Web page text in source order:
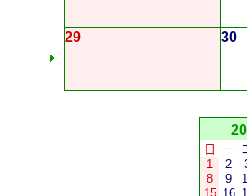
29 30
日 一
1
2
8
9
15 16